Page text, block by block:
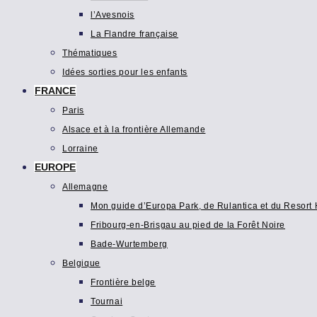
l’Avesnois
La Flandre française
Thématiques
Idées sorties pour les enfants
FRANCE
Paris
Alsace et à la frontière Allemande
Lorraine
EUROPE
Allemagne
Mon guide d’Europa Park, de Rulantica et du Resort
Fribourg-en-Brisgau au pied de la Forêt Noire
Bade-Wurtemberg
Belgique
Frontière belge
Tournai